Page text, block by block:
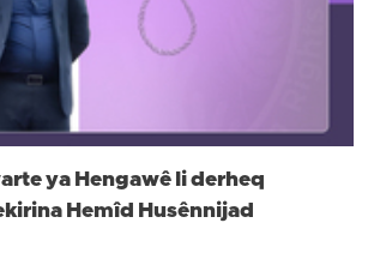
ya Hengawê li derheq
Hemîd Husênnijad